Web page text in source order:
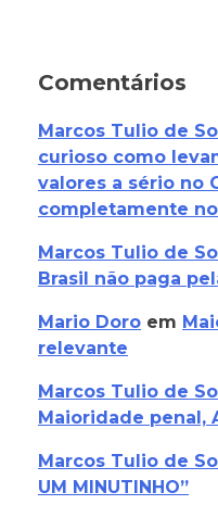
Comentários
Marcos Tulio de
curioso como
valores a sério no
completamente no
Marcos Tulio de
Brasil não paga
Mario Doro em
relevante
Marcos Tulio de
Maioridade penal,
Marcos Tulio de
UM MINUTINHO”